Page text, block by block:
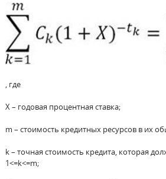
, где
X – годовая процентная ставка;
m – стоимость кредитных ресурсов в их
k – точная стоимость кредита, которая
1<=k<=m;